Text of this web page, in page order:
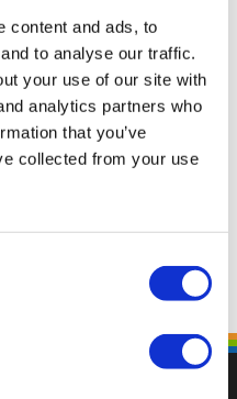
content and ads, to
to analyse our traffic.
your use of our site with
analytics partners who
that you’ve
collected from your use